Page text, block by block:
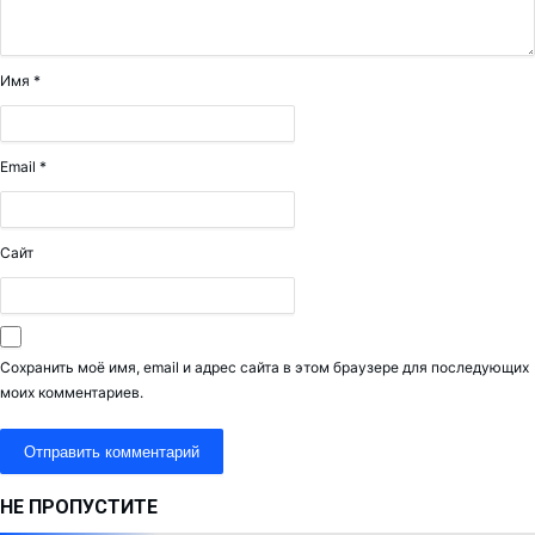
Имя *
Email *
Сайт
Сохранить моё имя, email и адрес сайта в этом браузере для последующих
моих комментариев.
НЕ ПРОПУСТИТЕ